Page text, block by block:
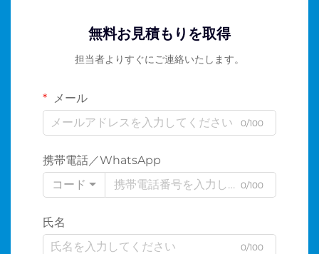
無料お見積もりを取得
担当者よりすぐにご連絡いたします。
メール
0/100
携帯電話／WhatsApp
コード
0/100
氏名
0/100